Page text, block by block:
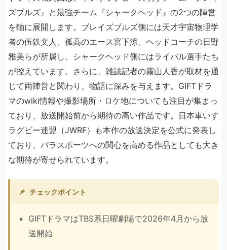
ズブルズ』と最強チーム『シャークヘッド』の2つの陣営
を軸に展開します。ブレイズブルズ側には天才宇宙物理学
者の伍鉄文人、孤高のエース宮下涼、ヘッドコーチの日野
雅美らが所属し、シャークヘッド側にはライバル選手たち
が控えています。さらに、雑誌記者の霧山人香が取材を通
じて両陣営と関わり、物語に深みを与えます。GIFTドラ
マのwiki情報や撮影場所・ロケ地についても注目が集まっ
ており、放送開始前から期待の高い作品です。日本車いす
ラグビー連盟（JWRF）も本作の放送決定を公式に発表し
ており、パラスポーツへの関心を高める作品としても大き
な期待が寄せられています。
📌 チェックポイント
GIFTドラマはTBS系日曜劇場で2026年4月から放
送開始